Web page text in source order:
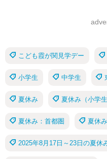
こども霞が関見学デー
小学生 中学生
夏休み 夏休み（小学生
夏休み：首都圏 夏休
2025年8月17日～23日の夏休